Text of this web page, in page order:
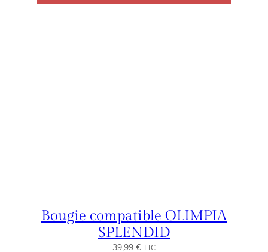
Bougie compatible OLIMPIA
SPLENDID
39,99 € TTC